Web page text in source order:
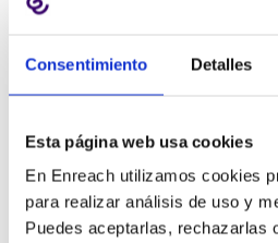
Consentimiento Detalles
Esta página web usa cookies
En Enreach utilizamos cookies
para realizar análisis de uso y
Puedes aceptarlas, rechazarlas
3. RESOLVER
DEL CLIENTE
La última opción para
mensajes es la que más
implica quelos bots
directamente.